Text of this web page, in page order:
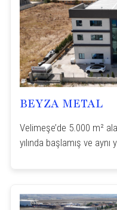
BEYZA METAL
Velimeşe’de 5.000 m²
yılında başlamış ve aynı